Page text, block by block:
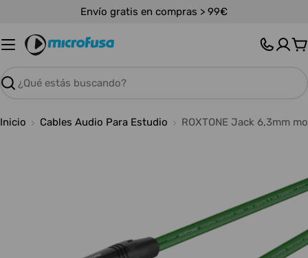
contenido
Envío gratis en compras > 99€
Buscar
Inicio Cables Audio Para Estudio ROXTONE Jack 6,3mm